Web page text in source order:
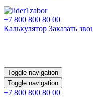
+7 800 800 80 00
Калькулятор Заказать
Toggle navigation
Toggle navigation
+7 800 800 80 00